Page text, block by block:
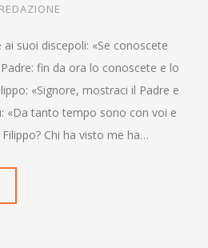
REDAZIONE
suoi discepoli: «Se conoscete
fin da ora lo conoscete e lo
«Signore, mostraci il Padre e
«Da tanto tempo sono con voi e
Chi ha visto me ha…